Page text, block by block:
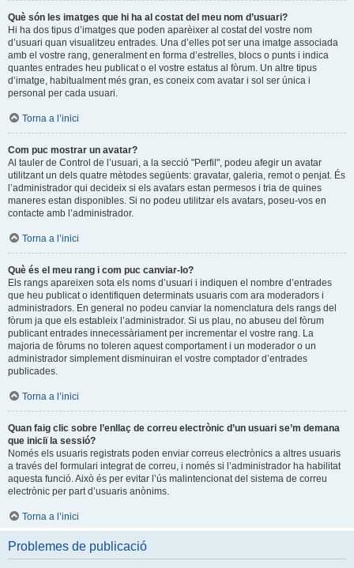
Què són les imatges que hi ha al costat del meu nom d’usuari?
Hi ha dos tipus d’imatges que poden aparèixer al costat del vostre nom
d’usuari quan visualitzeu entrades. Una d’elles pot ser una imatge associada
amb el vostre rang, generalment en forma d’estrelles, blocs o punts i indica
quantes entrades heu publicat o el vostre estatus al fòrum. Un altre tipus
d’imatge, habitualment més gran, es coneix com avatar i sol ser única i
personal per cada usuari.
Torna a l’inici
Com puc mostrar un avatar?
Al tauler de Control de l’usuari, a la secció "Perfil", podeu afegir un avatar
utilitzant un dels quatre mètodes següents: gravatar, galeria, remot o penjat. És
l’administrador qui decideix si els avatars estan permesos i tria de quines
maneres estan disponibles. Si no podeu utilitzar els avatars, poseu-vos en
contacte amb l’administrador.
Torna a l’inici
Què és el meu rang i com puc canviar-lo?
Els rangs apareixen sota els noms d’usuari i indiquen el nombre d’entrades
que heu publicat o identifiquen determinats usuaris com ara moderadors i
administradors. En general no podeu canviar la nomenclatura dels rangs del
fòrum ja que els estableix l’administrador. Si us plau, no abuseu del fòrum
publicant entrades innecessàriament per incrementar el vostre rang. La
majoria de fòrums no toleren aquest comportament i un moderador o un
administrador simplement disminuiran el vostre comptador d’entrades
publicades.
Torna a l’inici
Quan faig clic sobre l’enllaç de correu electrònic d’un usuari se’m demana
que iniciï la sessió?
Només els usuaris registrats poden enviar correus electrònics a altres usuaris
a través del formulari integrat de correu, i només si l’administrador ha habilitat
aquesta funció. Això és per evitar l’ús malintencionat del sistema de correu
electrònic per part d’usuaris anònims.
Torna a l’inici
Problemes de publicació